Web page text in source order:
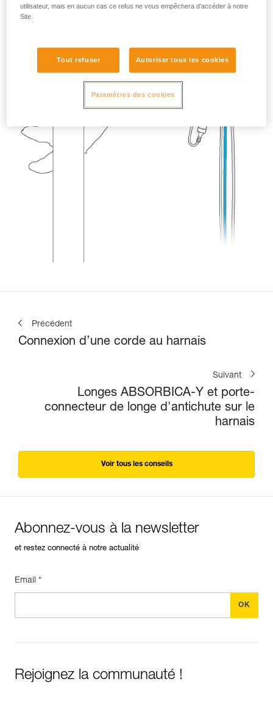
Précédent
Connexion d’une corde au harnais
Suivant
Longes ABSORBICA-Y et porte-
connecteur de longe d'antichute sur le
harnais
Voir tous les conseils
Abonnez-vous à la newsletter
et restez connecté à notre actualité
Email *
Rejoignez la communauté !
utilisateur, mais en aucun cas ce refus ne vous empêchera d’accéder à notre
Site.
Tout refuser Autoriser tous les cookies
Paramètres des cookies